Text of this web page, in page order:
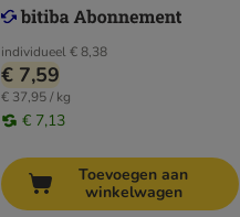
individueel€ 8,38
€ 7,59
€ 37,95 / kg
€ 7,13
Toevoegen aan
winkelwagen